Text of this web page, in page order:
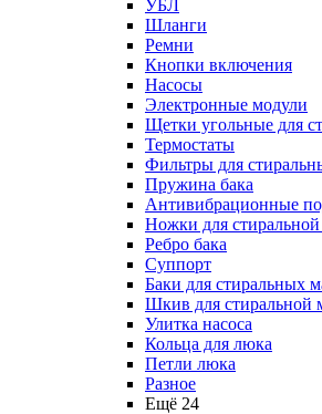
УБЛ
Шланги
Ремни
Кнопки включения
Насосы
Электронные модули
Щетки угольные для
Термостаты
Фильтры для
Пружина бака
Антивибрационные
Ножки для
Ребро бака
Суппорт
Баки для стиральных
Шкив для
Улитка насоса
Кольца для люка
Петли люка
Разное
Ещё 24